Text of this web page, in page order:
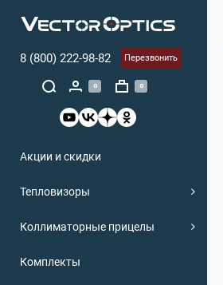
8 (800) 222-98-82 Перезвонить
0 0
Акции и скидки
Тепловизоры
Коллиматорные прицелы
Комплекты